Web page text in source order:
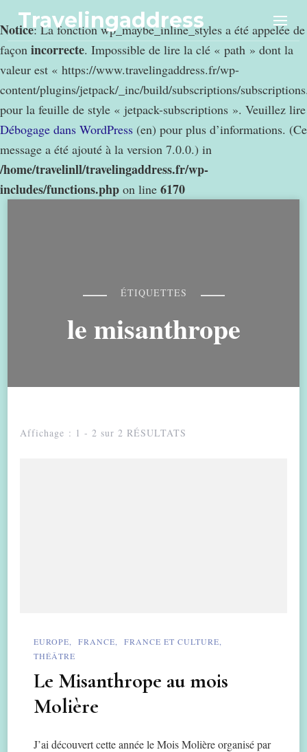
Notice: La fonction wp_maybe_inline_styles a été appelée de
façon incorrecte. Impossible de lire la clé « path » dont la
valeur est « https://www.travelingaddress.fr/wp-
content/plugins/jetpack/_inc/build/subscriptions/
pour la feuille de style « jetpack-subscriptions ». Veuillez lire
Débogage dans WordPress (en) pour plus d’informations. (Ce
message a été ajouté à la version 7.0.0.) in
/home/travelinll/travelingaddress.fr/wp-
includes/functions.php on line 6170
Travelingaddress
ÉTIQUETTES
le misanthrope
Affichage : 1 - 2 sur 2 RÉSULTATS
EUROPE FRANCE
FRANCE ET CULTURE
THÉÂTRE
Le Misanthrope au mois
Molière
J’ai découvert cette année le Mois Molière organisé par